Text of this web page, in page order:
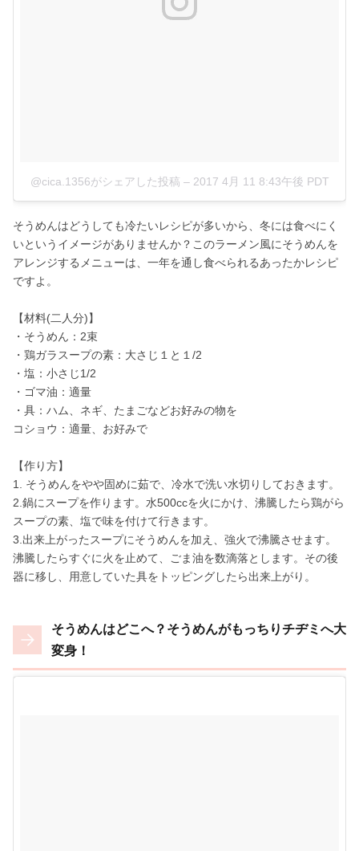
@cica.1356がシェアした投稿 – 2017 4月 11 8:43午後 PDT
そうめんはどうしても冷たいレシピが多いから、冬には食べにく
いというイメージがありませんか？このラーメン風にそうめんを
アレンジするメニューは、一年を通し食べられるあったかレシピ
ですよ。
【材料(二人分)】
・そうめん：2束
・鶏ガラスープの素：大さじ１と１/2
・塩：小さじ1/2
・ゴマ油：適量
・具：ハム、ネギ、たまごなどお好みの物を
コショウ：適量、お好みで
【作り方】
1. そうめんをやや固めに茹で、冷水で洗い水切りしておきます。
2.鍋にスープを作ります。水500ccを火にかけ、沸騰したら鶏がら
スープの素、塩で味を付けて行きます。
3.出来上がったスープにそうめんを加え、強火で沸騰させます。
沸騰したらすぐに火を止めて、ごま油を数滴落とします。その後
器に移し、用意していた具をトッピングしたら出来上がり。
そうめんはどこへ？そうめんがもっちりチヂミへ大
変身！